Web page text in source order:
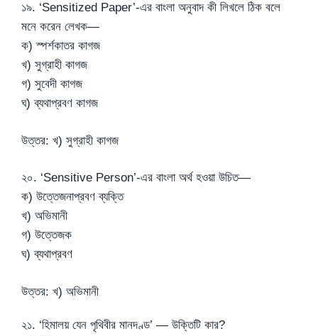
১৯. ‘Sensitized Paper’-এর বাংলা অনুবাদ কী লিখলে ঠিক বলে
মনে করেন লেখক—
ক) স্পর্শকাতর কাগজ
খ) সুগ্রাহী কাগজ
গ) সুবেদী কাগজ
ঘ) ব্যথাপ্রবণ কাগজ
উত্তর: খ) সুগ্রাহী কাগজ
২০. ‘Sensitive Person’-এর বাংলা অর্থ হওয়া উচিত—
ক) উত্তেজনাপ্রবণ ব্যক্তি
খ) অভিমানী
গ) উত্তেজক
ঘ) ব্যথাপ্রবণ
উত্তর: খ) অভিমানী
২১. ‘হিমালয় যেন পৃথিবীর মানদণ্ড’ — উক্তিটি কার?